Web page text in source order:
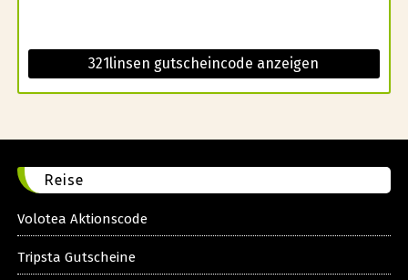
321linsen gutscheincode anzeigen
Reise
Volotea Aktionscode
Tripsta Gutscheine